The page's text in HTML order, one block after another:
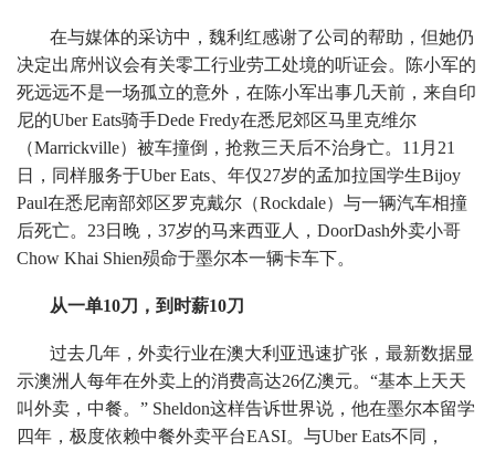
在与媒体的采访中，魏利红感谢了公司的帮助，但她仍
决定出席州议会有关零工行业劳工处境的听证会。陈小军的
死远远不是一场孤立的意外，在陈小军出事几天前，来自印
尼的Uber Eats骑手Dede Fredy在悉尼郊区马里克维尔
（Marrickville）被车撞倒，抢救三天后不治身亡。11月21
日，同样服务于Uber Eats、年仅27岁的孟加拉国学生Bijoy
Paul在悉尼南部郊区罗克戴尔（Rockdale）与一辆汽车相撞
后死亡。23日晚，37岁的马来西亚人，DoorDash外卖小哥
Chow Khai Shien殒命于墨尔本一辆卡车下。
从一单10刀，到时薪10刀
过去几年，外卖行业在澳大利亚迅速扩张，最新数据显
示澳洲人每年在外卖上的消费高达26亿澳元。“基本上天天
叫外卖，中餐。” Sheldon这样告诉世界说，他在墨尔本留学
四年，极度依赖中餐外卖平台EASI。与Uber Eats不同，